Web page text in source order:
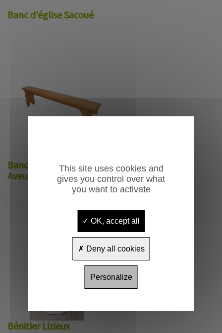
Banc d'église Sacoué
Banquette d'église
Aveux
Bénitier Lizieux
This site uses cookies and
gives you control over what
you want to activate
OK, accept all
Deny all cookies
Personalize